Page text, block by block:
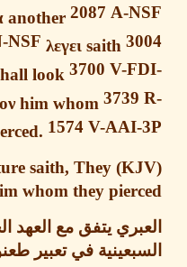
ετερα another2087A-
1124N-NSF λεγει saith
shall look3700 V-
ονhim whom
pierced.1574 V-
And again another scripture saith,
They
on him whom they
يتفق مع العهد الجديد
في تعبير طعنوه